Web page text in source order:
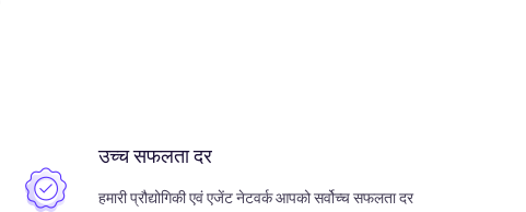
उच्च सफलता दर
हमारी प्रौद्योगिकी एवं एजेंट नेटवर्क आपको सर्वोच्च सफलता दर